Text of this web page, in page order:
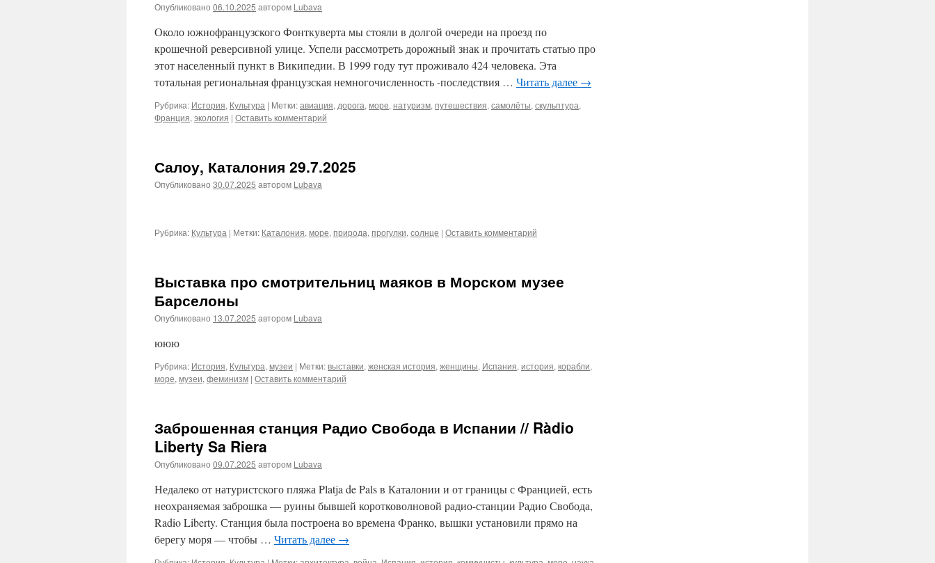
Опубликовано 06.10.2025 автором Lubava
Около южнофранцузского Фонткуверта мы стояли в долгой очереди на проезд по
крошечной реверсивной улице. Успели рассмотреть дорожный знак и прочитать статью про
этот населенный пункт в Википедии. В 1999 году тут проживало 424 человека. Эта
тотальная региональная французская немногочисленность -последствия … Читать далее →
Рубрика: История, Культура | Метки:авиация, дорога, море, натуризм, путешествия, самолёты, скульптура,
Франция, экология | Оставить комментарий
Салоу, Каталония 29.7.2025
Опубликовано 30.07.2025 автором Lubava
Рубрика: Культура | Метки: Каталония, море, природа, прогулки, солнце | Оставить комментарий
Выставка про смотрительниц маяков в Морском музее
Барселоны
Опубликовано 13.07.2025 автором Lubava
ююю
Рубрика: История, Культура, музеи | Метки:выставки, женская история, женщины, Испания, история, корабли,
море, музеи, феминизм | Оставить комментарий
Заброшенная станция Радио Свобода в Испании // Ràdio
Liberty Sa Riera
Опубликовано 09.07.2025 автором Lubava
Недалеко от натуристского пляжа Platja de Pals в Каталонии и от границы с Францией, есть
неохраняемая заброшка — руины бывшей коротковолновой радио-станции Радио Свобода,
Radio Liberty. Станция была построена во времена Франко, вышки установили прямо на
берегу моря — чтобы … Читать далее →